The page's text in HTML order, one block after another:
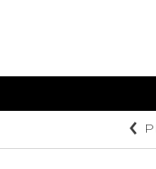
PARTITIONS
POUR